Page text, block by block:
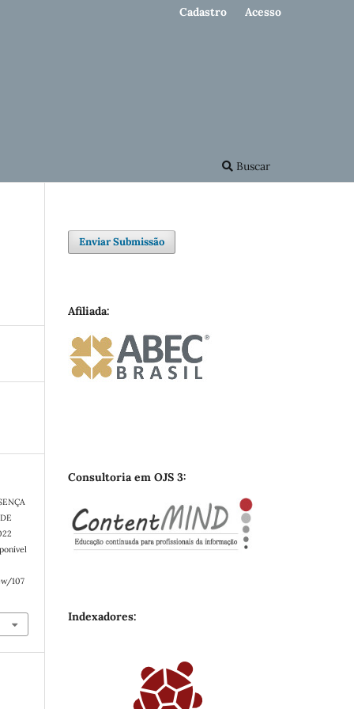
Buscar
Cadastro Acesso
107
Enviar Submissão
Afiliada:
Consultoria em OJS 3:
Indexadores: